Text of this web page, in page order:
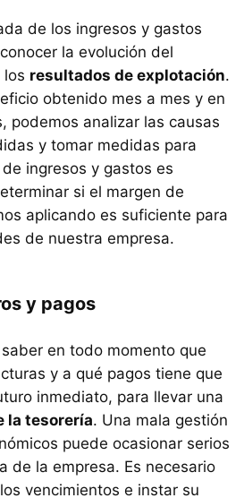
de los ingresos y gastos
la evolución del
los resultados de explotación.
obtenido mes a mes y en
podemos analizar las causas
y tomar medidas para
ingresos y gastos es
si el margen de
aplicando es suficiente para
de nuestra empresa.
y pagos
en todo momento que
y a qué pagos tiene que
inmediato, para llevar una
la tesorería. Una mala gestión
puede ocasionar serios
de la empresa. Es necesario
vencimientos e instar su